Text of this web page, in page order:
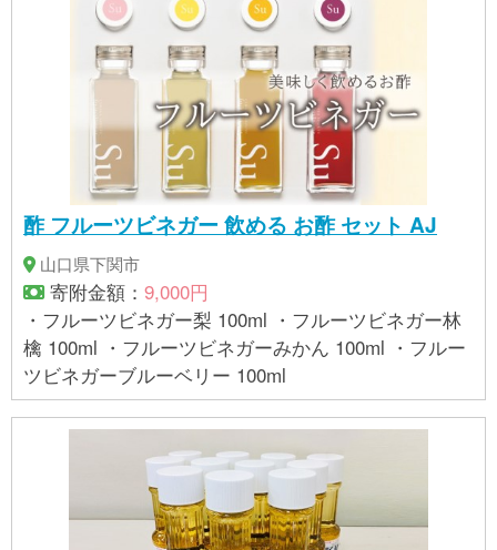
酢 フルーツビネガー 飲める お酢 セット AJ
山口県下関市
寄附金額： 9,000円
・フルーツビネガー梨 100ml ・フルーツビネガー林
檎 100ml ・フルーツビネガーみかん 100ml ・フルー
ツビネガーブルーベリー 100ml